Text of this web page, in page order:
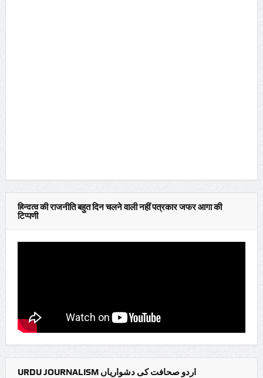
हिन्दुत्व की राजनीति बहुत दिन चलने वाली नहीं पत्रकार जफर आगा की
टिप्पणी
URDU JOURNALISM اردو صحافت کی دشواریاں